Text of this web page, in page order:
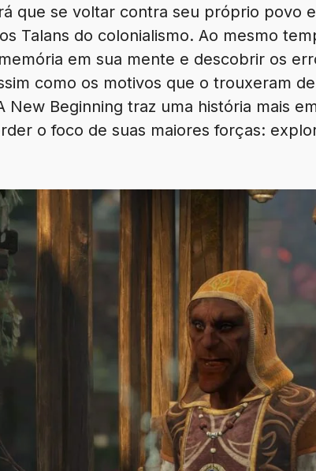
que se voltar contra seu próprio povo
Talans do colonialismo. Ao mesmo
em sua mente e descobrir os
como os motivos que o trouxeram
Beginning traz uma história mais
o foco de suas maiores forças: